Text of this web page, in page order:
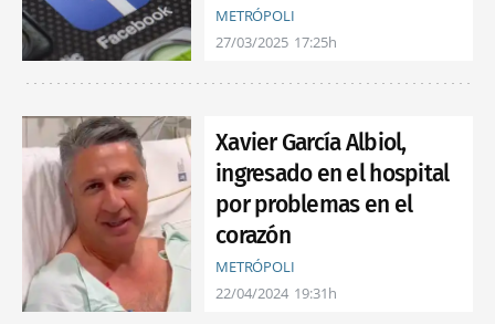
METRÓPOLI
27/03/2025 17:25h
Xavier García Albiol,
ingresado en el hospital
por problemas en el
corazón
METRÓPOLI
22/04/2024 19:31h